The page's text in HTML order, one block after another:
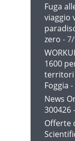
Fuga
viaggio
zero -
1600
territori
Foggia
News
300426
Offerte